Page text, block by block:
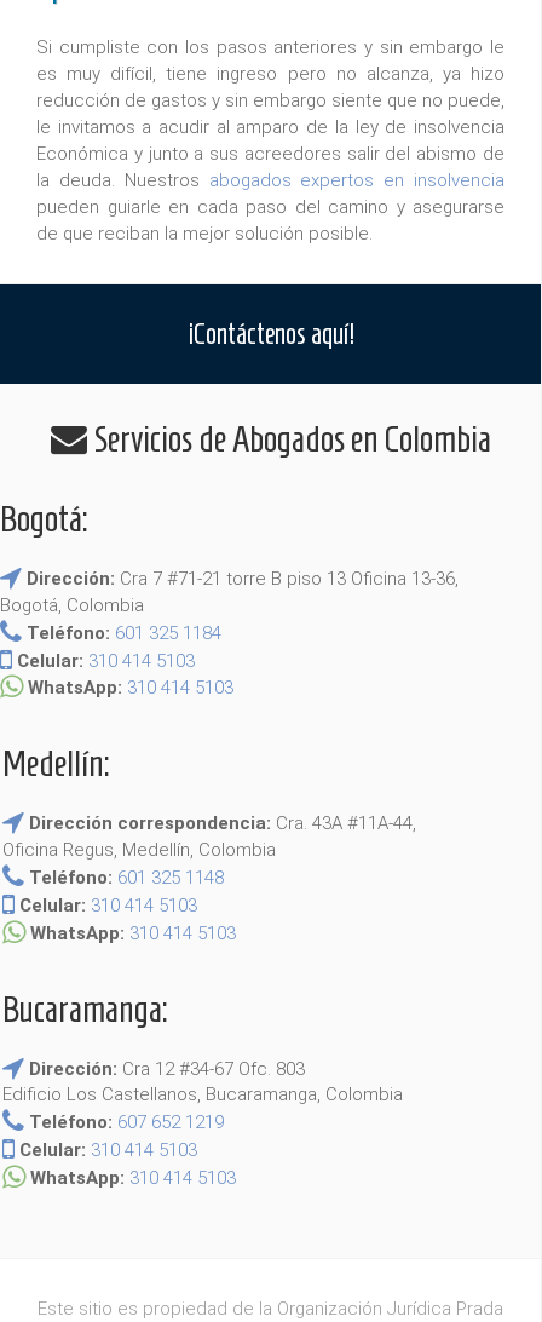
Si cumpliste con los pasos anteriores y sin embargo le
es muy difícil, tiene ingreso pero no alcanza, ya hizo
reducción de gastos y sin embargo siente que no puede,
le invitamos a acudir al amparo de la ley de insolvencia
Económica y junto a sus acreedores salir del abismo de
la deuda. Nuestros abogados expertos en insolvencia
pueden guiarle en cada paso del camino y asegurarse
de que reciban la mejor solución posible.
¡Contáctenos aquí!
Servicios de Abogados en Colombia
Bogotá:
Dirección: Cra 7 #71-21 torre B piso 13 Oficina 13-36,
Bogotá, Colombia
Teléfono: 601 325 1184
Celular: 310 414 5103
WhatsApp: 310 414 5103
Medellín:
Dirección correspondencia: Cra. 43A #11A-44,
Oficina Regus, Medellín, Colombia
Teléfono: 601 325 1148
Celular: 310 414 5103
WhatsApp: 310 414 5103
Bucaramanga:
Dirección: Cra 12 #34-67 Ofc. 803
Edificio Los Castellanos, Bucaramanga, Colombia
Teléfono: 607 652 1219
Celular: 310 414 5103
WhatsApp: 310 414 5103
Este sitio es propiedad de la Organización Jurídica Prada